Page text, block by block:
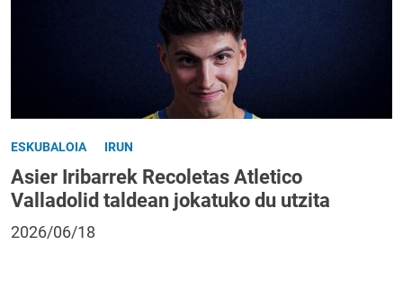
ESKUBALOIA IRUN
Asier Iribarrek Recoletas Atletico
Valladolid taldean jokatuko du utzita
2026/06/18